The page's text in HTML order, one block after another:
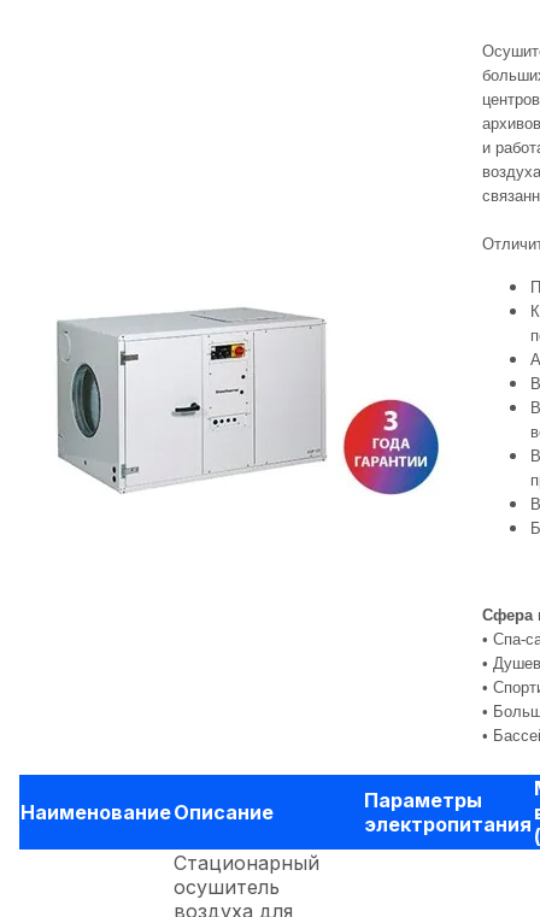
и
Сфера
• Спа-
•
•
•
•
НаименованиеОписание
Параметры
электропитания
Стационарный
осушитель
воздуха для